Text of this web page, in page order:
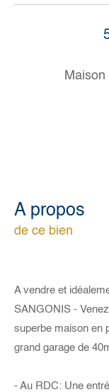
a propos
de ce bien
A vendre et
SANGONIS -
superbe maison en
grand garage de
- Au RDC: Une